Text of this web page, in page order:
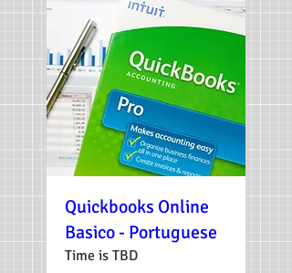
Quickbooks Online
Basico - Portuguese
Time is TBD